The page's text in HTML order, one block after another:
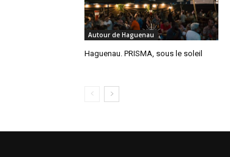
Autour de Haguenau
Haguenau. PRISMA, sous le soleil